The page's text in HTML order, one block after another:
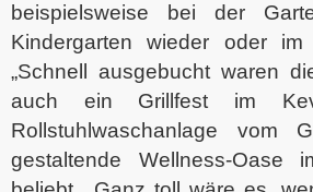
beispielsweise bei der
Kindergarten wieder oder
„Schnell ausgebucht waren
auch ein Grillfest im
Rollstuhlwaschanlage vom
gestaltende Wellness-Oase